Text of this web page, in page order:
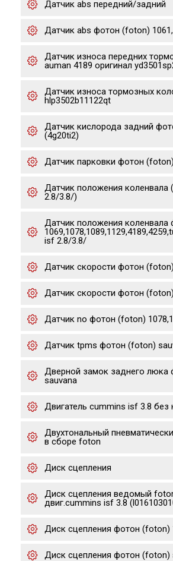
Датчик abs передний/задний
Датчик abs фотон (foton)
Датчик износа передних
auman 4189 оригинал
Датчик износа тормозных
hlp3502b11122qt
Датчик кислорода задний
(4g20ti2)
Датчик парковки фотон
Датчик положения коленвала
2.8/3.8/)
Датчик положения
isf 2.8/3.8/
Датчик скорости фотон
Датчик скорости фотон
Датчик no фотон (foton)
Датчик tpms фотон (foton)
Дверной замок заднего люка
sauvana
Двигатель cummins isf 3.8 без
Двухтональный
в сборе foton
Диск сцепления
Диск сцепления ведомый
двиг.cummins isf 3.8
Диск сцепления фотон (foton)
Диск сцепления фотон (foton)